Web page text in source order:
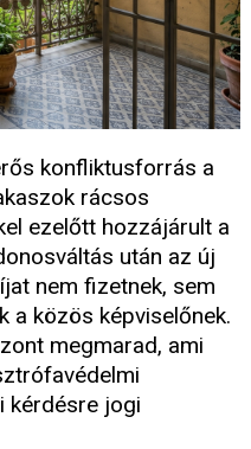
konfliktusforrás a
rácsos
ezelőtt hozzájárult a
után az új
nem fizetnek, sem
a közös képviselőnek.
megmarad, ami
kérdésre jogi